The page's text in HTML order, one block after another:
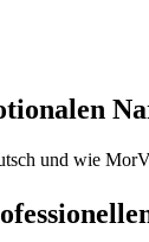
und wie